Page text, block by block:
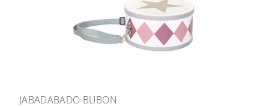
JABADABADO BUBON